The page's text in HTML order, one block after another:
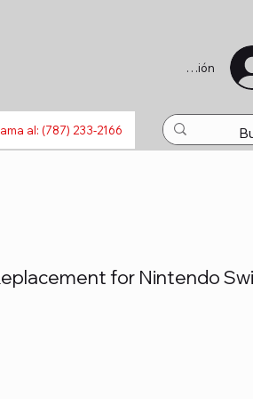
Iniciar sesión
Bluetooth Laptops Recargas
al: (787) 233-2166
for Nintendo